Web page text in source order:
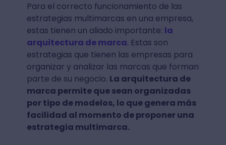
Para el correcto funcionamiento de las
estrategias multimarcas en una empresa,
estas tienen un aliado importante: la
arquitectura de marca. Estas son
estrategias que tienen las empresas para
organizar y analizar las marcas que forman
parte de su negocio. La arquitectura de
marca permite que sean organizadas
por tipo de modelos, lo que genera más
facilidad al momento de proponer una
estrategia multimarca.